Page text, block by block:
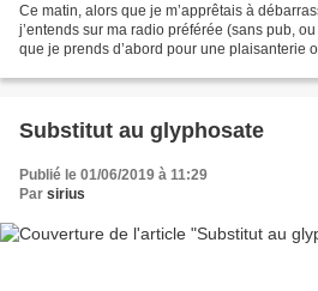
Ce matin, alors que je m’apprêtais à
j’entends sur ma radio préférée (sans pub,
que je prends d’abord pour une plaisanterie
Substitut au glyphosate
Publié le 01/06/2019 à 11:29
Par sirius